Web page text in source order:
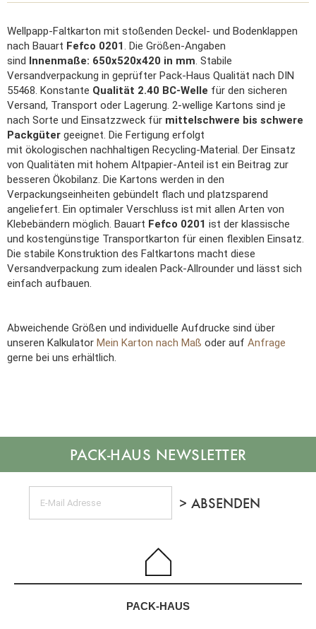
Wellpapp-Faltkarton mit stoßenden Deckel- und Bodenklappen
nach Bauart Fefco 0201. Die Größen-Angaben
sind Innenmaße: 650x520x420 in mm. Stabile
Versandverpackung in geprüfter Pack-Haus Qualität nach DIN
55468. Konstante Qualität 2.40 BC-Welle für den sicheren
Versand, Transport oder Lagerung. 2-wellige Kartons sind je
nach Sorte und Einsatzzweck für mittelschwere bis schwere
Packgüter geeignet. Die Fertigung erfolgt
mit ökologischen nachhaltigen Recycling-Material. Der Einsatz
von Qualitäten mit hohem Altpapier-Anteil ist ein Beitrag zur
besseren Ökobilanz. Die Kartons werden in den
Verpackungseinheiten gebündelt flach und platzsparend
angeliefert. Ein optimaler Verschluss ist mit allen Arten von
Klebebändern möglich. Bauart Fefco 0201 ist der klassische
und kostengünstige Transportkarton für einen flexiblen Einsatz.
Die stabile Konstruktion des Faltkartons macht diese
Versandverpackung zum idealen Pack-Allrounder und lässt sich
einfach aufbauen.
Abweichende Größen und individuelle Aufdrucke sind über
unseren Kalkulator Mein Karton nach Maß oder auf Anfrage
gerne bei uns erhältlich.
NEWSLETTER
PACK-HAUS